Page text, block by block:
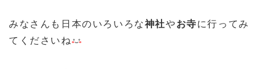
みなさんも日本のいろいろな神社やお寺に行ってみ
てくださいね